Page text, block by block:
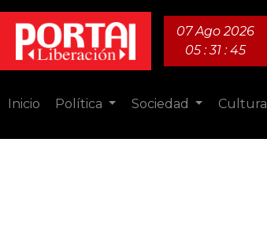
07 Ago 2026
05 : 31 : 46
Inicio Política Sociedad Cultura